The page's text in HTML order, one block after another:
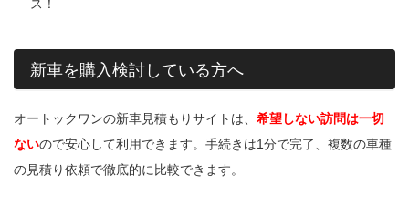
ス！
新車を購入検討している方へ
オートックワンの新車見積もりサイトは、 希望しない訪問は一切
ないので安心して利用できます。手続きは1分で完了、複数の車種
の見積り依頼で徹底的に比較できます。